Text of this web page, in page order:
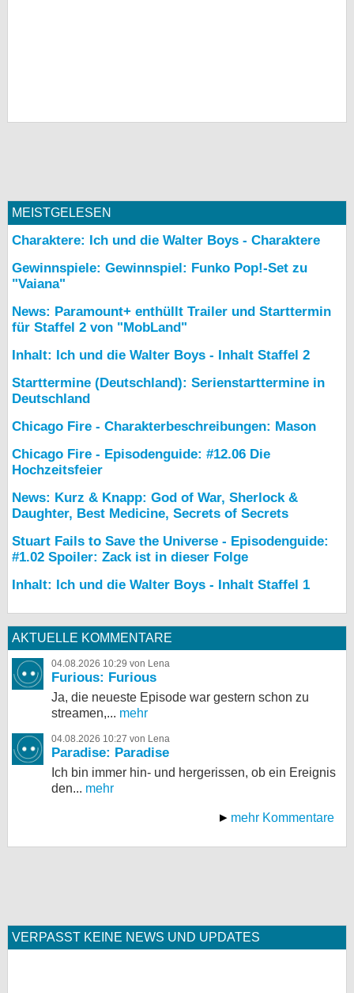
MEISTGELESEN
Charaktere: Ich und die Walter Boys - Charaktere
Gewinnspiele: Gewinnspiel: Funko Pop!-Set zu
"Vaiana"
News: Paramount+ enthüllt Trailer und Starttermin
für Staffel 2 von "MobLand"
Inhalt: Ich und die Walter Boys - Inhalt Staffel 2
Starttermine (Deutschland): Serienstarttermine in
Deutschland
Chicago Fire - Charakterbeschreibungen: Mason
Chicago Fire - Episodenguide: #12.06 Die
Hochzeitsfeier
News: Kurz & Knapp: God of War, Sherlock &
Daughter, Best Medicine, Secrets of Secrets
Stuart Fails to Save the Universe - Episodenguide:
#1.02 Spoiler: Zack ist in dieser Folge
Inhalt: Ich und die Walter Boys - Inhalt Staffel 1
AKTUELLE KOMMENTARE
04.08.2026 10:29 von Lena
Furious: Furious
Ja, die neueste Episode war gestern schon zu
streamen,... mehr
04.08.2026 10:27 von Lena
Paradise: Paradise
Ich bin immer hin- und hergerissen, ob ein Ereignis
den... mehr
mehr Kommentare
VERPASST KEINE NEWS UND UPDATES